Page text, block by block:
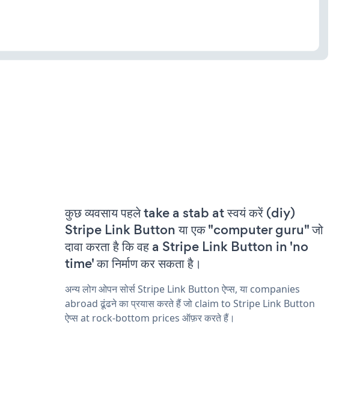
कुछ व्यवसाय पहले take a stab at स्वयं करें (diy)
Stripe Link Button या एक "computer guru" जो
दावा करता है कि वह a Stripe Link Button in 'no
time' का निर्माण कर सकता है।
अन्य लोग ओपन सोर्स Stripe Link Button ऐप्स, या companies
abroad ढूंढने का प्रयास करते हैं जो claim to Stripe Link Button
ऐप्स at rock-bottom prices ऑफ़र करते हैं।